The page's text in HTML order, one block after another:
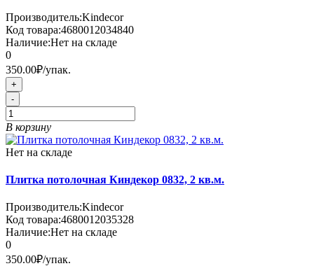
Производитель:Kindecor
Код товара:4680012034840
Наличие:Нет на складе
0
350.00₽/упак.
+
-
В корзину
Нет на складе
Плитка потолочная Киндекор 0832, 2 кв.м.
Производитель:Kindecor
Код товара:4680012035328
Наличие:Нет на складе
0
350.00₽/упак.